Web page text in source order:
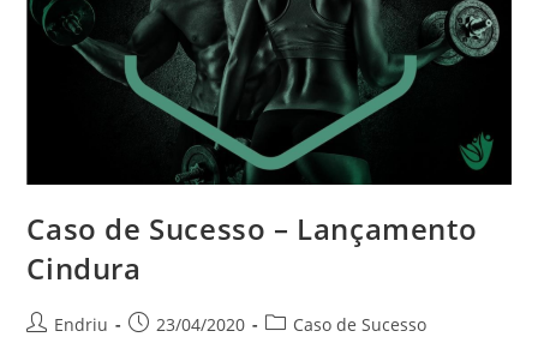
Caso de Sucesso – Lançamento
Cindura
AutorEndriu
Post23/04/2020
Categoria
Caso de Sucesso